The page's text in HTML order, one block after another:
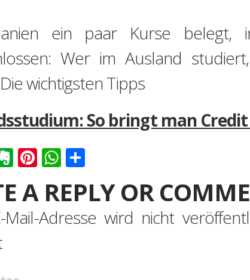
ein paar Kurse belegt,
Wer im Ausland
wichtigsten Tipps
So bringt man
Evernote
Pinterest
WhatsApp
A REPLY OR
Mail-Adresse wird nicht